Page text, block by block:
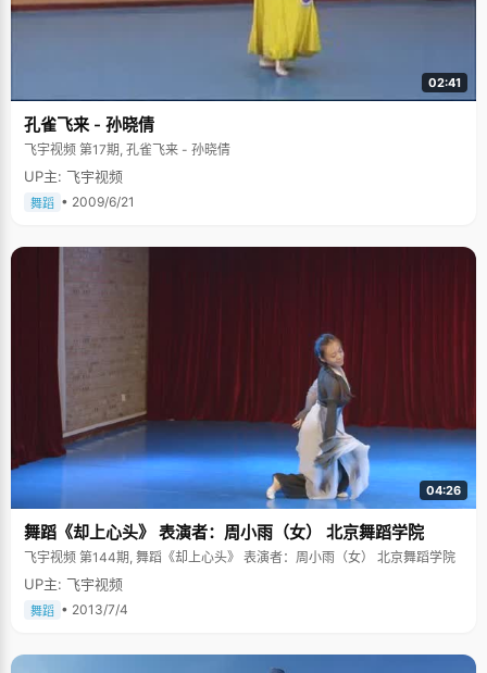
02:41
孔雀飞来 - 孙晓倩
飞宇视频 第17期, 孔雀飞来 - 孙晓倩
UP主: 飞宇视频
舞蹈 • 2009/6/21
04:26
舞蹈《却上心头》 表演者：周小雨（女） 北京舞蹈学院
飞宇视频 第144期, 舞蹈《却上心头》 表演者：周小雨（女） 北京舞蹈学院
UP主: 飞宇视频
舞蹈 • 2013/7/4